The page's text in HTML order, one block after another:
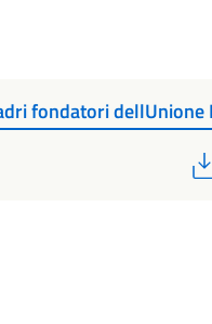
fondatori dellUnione